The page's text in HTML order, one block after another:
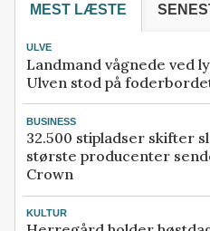
MEST LÆSTE
ULVE
Landmand vågnede ved
Ulven stod på
BUSINESS
32.500 stipladser skifter
største producenter
Crown
KULTUR